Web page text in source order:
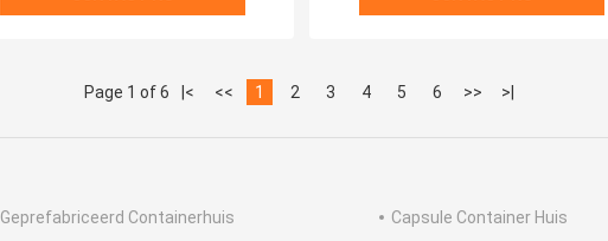
Page 1 of 6 |< << 1 2 3 4 5 6 >> >|
Geprefabriceerd Containerhuis Capsule Container Huis